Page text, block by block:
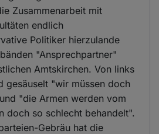
Zusammenarbeit mit
endlich
Politiker hierzulande
"Ansprechpartner"
Amtskirchen. Von links
gesäuselt "wir müssen doch
"die Armen werden vom
doch so schlecht behandelt".
Gebräu hat die